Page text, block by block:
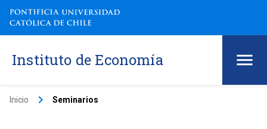
Instituto de Economía
Inicio keyboard_arrow_right Seminarios